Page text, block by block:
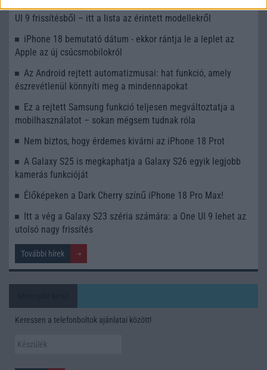
UI 9 frissítésből – itt a lista az érintett modellekről
iPhone 18 bemutató dátum - ekkor rántja le a leplet az
Apple az új csúcsmobilokról
Az Android rejtett automatizmusai: hat funkció, amely
észrevétlenül könnyíti meg a mindennapokat
Ez a rejtett Samsung funkció teljesen megváltoztatja a
mobilhasználatot – sokan mégsem tudnak róla
Nem biztos, hogy érdemes kivárni az iPhone 18 Prot
A Galaxy S25 is megkaphatja a Galaxy S26 egyik legjobb
kamerás funkcióját
Élőképeken a Dark Cherry színű iPhone 18 Pro Max!
Itt a vég a Galaxy S23 széria számára: a One UI 9 lehet az
utolsó nagy frissítés
További hírek
Keressen a telefonboltok ajánlatai között!